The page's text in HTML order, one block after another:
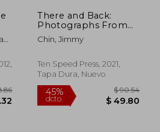
There and Back:
Photographs From
the Edge (en Inglés)
Chin, Jimmy
Ten Speed Press, 2021,
Tapa Dura, Nuevo